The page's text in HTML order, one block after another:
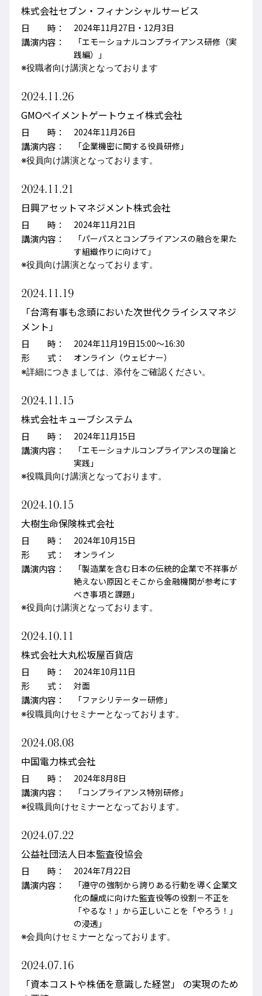
株式会社セブン・フィナンシャルサービス
日 時： 2024年11月27日・12月3日
講演内容：
「エモーショナルコンプライアンス研修（実
践編）」
※役職者向け講演となっております
2024.11.26
GMOペイメントゲートウェイ株式会社
日 時： 2024年11月26日
講演内容： 「企業機密に関する役員研修」
※役員向け講演となっております。
2024.11.21
日興アセットマネジメント株式会社
日 時： 2024年11月21日
講演内容：
「パーパスとコンプライアンスの融合を果た
す組織作りに向けて」
※役員向け講演となっております。
2024.11.19
「台湾有事も念頭においた次世代クライシスマネジ
メント」
日 時： 2024年11月19日15:00～16:30
形 式： オンライン（ウェビナー）
※詳細につきましては、添付をご確認ください。
2024.11.15
株式会社キューブシステム
日 時： 2024年11月15日
講演内容：
「エモーショナルコンプライアンスの理論と
実践」
※役職員向け講演となっております。
2024.10.15
大樹生命保険株式会社
日 時： 2024年10月15日
形 式： オンライン
講演内容：
「製造業を含む日本の伝統的企業で不祥事が
絶えない原因とそこから金融機関が参考にす
べき事項と課題」
※役員向け講演となっております。
2024.10.11
株式会社大丸松坂屋百貨店
日 時： 2024年10月11日
形 式： 対面
講演内容： 「ファシリテーター研修」
※役職員向けセミナーとなっております。
2024.08.08
中国電力株式会社
日 時： 2024年8月8日
講演内容： 「コンプライアンス特別研修」
※役職員向けセミナーとなっております。
2024.07.22
公益社団法人日本監査役協会
日 時： 2024年7月22日
講演内容：
「遵守の強制から誇りある行動を導く企業文
化の醸成に向けた監査役等の役割－不正を
「やるな！」から正しいことを「やろう！」
の浸透」
※会員向けセミナーとなっております。
2024.07.16
「資本コストや株価を意識した経営」 の実現のため